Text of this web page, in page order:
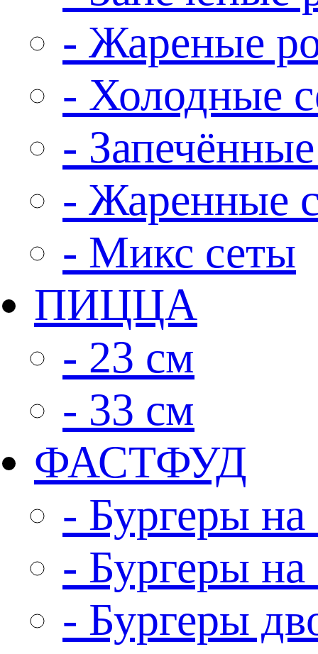
- Жареные
- Холодные
-
- Жаренные
- Микс сеты
ПИЦЦА
- 23 см
- 33 см
ФАСТФУД
- Бургеры
- Бургеры
- Бургеры